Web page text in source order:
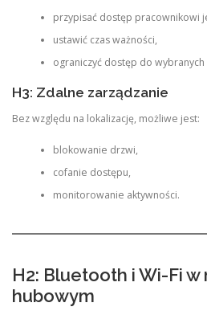
przypisać dostęp pracownikowi
ustawić czas ważności,
ograniczyć dostęp do wybranych
H3: Zdalne zarządzanie
Bez względu na lokalizację, możliwe jest:
blokowanie drzwi,
cofanie dostępu,
monitorowanie aktywności.
H2: Bluetooth i Wi-Fi
hubowym